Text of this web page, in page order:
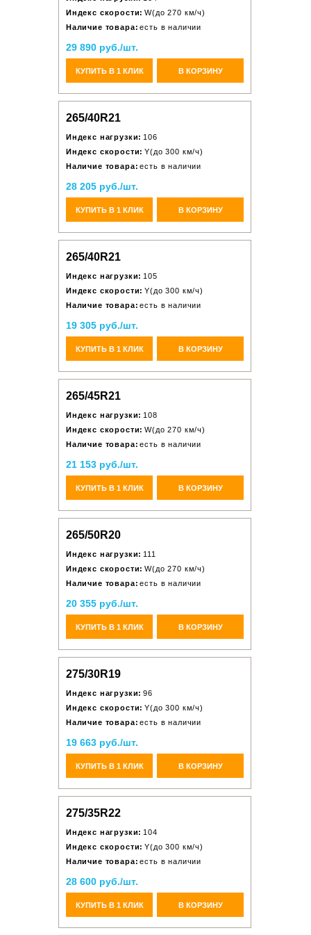
Индекс скорости: W(до 270 км/ч)
Наличие товара: есть в наличии
29 890 руб./шт.
КУПИТЬ В 1 КЛИК В КОРЗИНУ
265/40R21
Индекс нагрузки: 106
Индекс скорости: Y(до 300 км/ч)
Наличие товара: есть в наличии
28 205 руб./шт.
КУПИТЬ В 1 КЛИК В КОРЗИНУ
265/40R21
Индекс нагрузки: 105
Индекс скорости: Y(до 300 км/ч)
Наличие товара: есть в наличии
19 305 руб./шт.
КУПИТЬ В 1 КЛИК В КОРЗИНУ
265/45R21
Индекс нагрузки: 108
Индекс скорости: W(до 270 км/ч)
Наличие товара: есть в наличии
21 153 руб./шт.
КУПИТЬ В 1 КЛИК В КОРЗИНУ
265/50R20
Индекс нагрузки: 111
Индекс скорости: W(до 270 км/ч)
Наличие товара: есть в наличии
20 355 руб./шт.
КУПИТЬ В 1 КЛИК В КОРЗИНУ
275/30R19
Индекс нагрузки: 96
Индекс скорости: Y(до 300 км/ч)
Наличие товара: есть в наличии
19 663 руб./шт.
КУПИТЬ В 1 КЛИК В КОРЗИНУ
275/35R22
Индекс нагрузки: 104
Индекс скорости: Y(до 300 км/ч)
Наличие товара: есть в наличии
28 600 руб./шт.
КУПИТЬ В 1 КЛИК В КОРЗИНУ